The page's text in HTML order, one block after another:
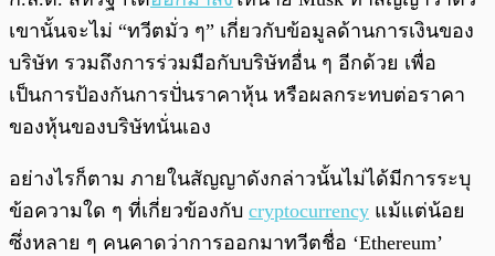
เขานั้นจะไม่ “ทวีตมั่ว ๆ” เกี่ยวกับข้อมูลด้านการเงินของ
บริษัท รวมถึงการร่วมมือกับบริษัทอื่น ๆ อีกด้วย เพื่อ
เป็นการป้องกันการปั่นราคาหุ้น หรือผลกระทบต่อราคา
ของหุ้นของบริษัทนั่นเอง
อย่างไรก็ตาม ภายในสัญญาดังกล่าวนั้นไม่ได้มีการระบุ
ข้อความใด ๆ ที่เกี่ยวข้องกับ cryptocurrency แม้แต่น้อย
ซึ่งหลาย ๆ คนคาดว่าการออกมาทวีตชื่อ ‘Ethereum’